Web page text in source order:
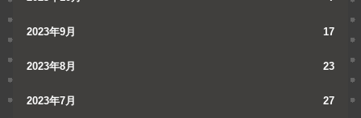
2023年9月 17
2023年8月 23
2023年7月 27